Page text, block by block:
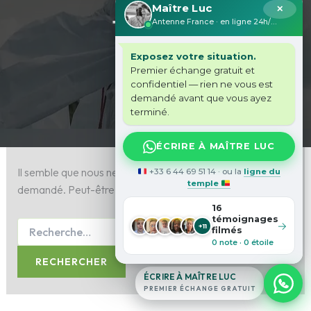
financier
Il semble que nous ne pouvons pas trouver le contenu
demandé. Peut-être qu’une recherche peut vous aider.
✕
Maître Luc
Antenne France · en ligne 24h/24
Exposez votre situation.
Premier échange gratuit et
confidentiel — rien ne vous est
demandé avant que vous ayez
terminé.
ÉCRIRE À MAÎTRE LUC
+33 6 44 69 51 14 · ou la ligne du
temple
+11
16
témoignages
filmés
0 note · 0 étoile
→
ÉCRIRE À MAÎTRE LUC
PREMIER ÉCHANGE GRATUIT